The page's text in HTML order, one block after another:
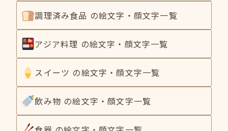
調理済み食品 の絵文字・顔文字一覧
アジア料理 の絵文字・顔文字一覧
スイーツ の絵文字・顔文字一覧
飲み物 の絵文字・顔文字一覧